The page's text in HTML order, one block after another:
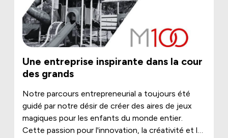
Une entreprise inspirante dans la cour
des grands
Notre parcours entrepreneurial a toujours été
guidé par notre désir de créer des aires de jeux
magiques pour les enfants du monde entier.
Cette passion pour l'innovation, la créativité et la